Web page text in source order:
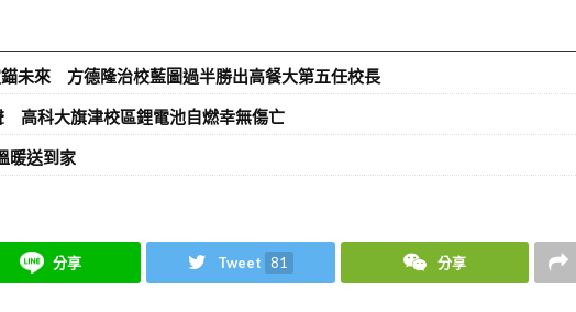
未來 方德隆治校藍圖過半勝出高餐大第五任校長
高科大旗津校區鋰電池自燃幸無傷亡
暖送到家
分享 Tweet 81 分享